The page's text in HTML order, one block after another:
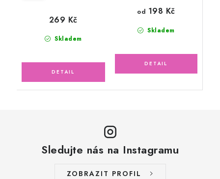
Skladem
269 Kč
Skladem
od 198 Kč
Sledujte nás na Instagramu
ZOBRAZIT PROFIL